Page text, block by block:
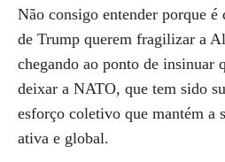
Não consigo entender porque é
de Trump querem fragilizar a
chegando ao ponto de insinuar
deixar a NATO, que tem sido
esforço coletivo que mantém a
ativa e global.